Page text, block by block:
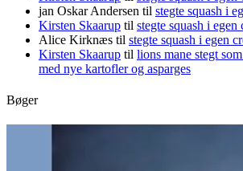
jan Oskar Andersen til stegte squash i
Kirsten Skaarup til stegte squash i egen
Alice Kirknæs til stegte squash i egen
Kirsten Skaarup til lions mane stegt
med nye kartofler og asparges
Bøger